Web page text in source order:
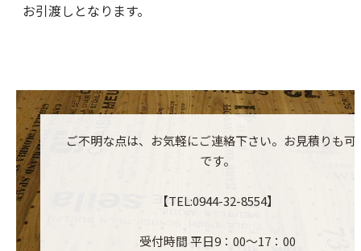
お引渡しとなります。
ご不明な点は、お気軽にご連絡下さい。お見積りも可
です。
【TEL:0944-32-8554】
受付時間 平日9：00～17：00